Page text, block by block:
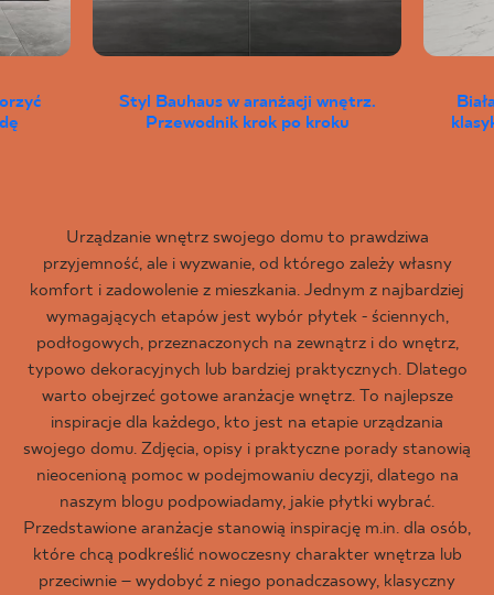
Styl Bauhaus w aranżacji wnętrz.
Przewodnik krok po kroku
Urządzanie wnętrz swojego domu to prawdziwa
przyjemność, ale i wyzwanie, od którego zależy własny
komfort i zadowolenie z mieszkania. Jednym z najbardziej
wymagających etapów jest wybór płytek - ściennych,
podłogowych, przeznaczonych na zewnątrz i do wnętrz,
typowo dekoracyjnych lub bardziej praktycznych. Dlatego
warto obejrzeć gotowe aranżacje wnętrz. To najlepsze
inspiracje dla każdego, kto jest na etapie urządzania
swojego domu. Zdjęcia, opisy i praktyczne porady stanowią
nieocenioną pomoc w podejmowaniu decyzji, dlatego na
naszym blogu podpowiadamy, jakie płytki wybrać.
Przedstawione aranżacje stanowią inspirację m.in. dla osób,
które chcą podkreślić nowoczesny charakter wnętrza lub
przeciwnie – wydobyć z niego ponadczasowy, klasyczny